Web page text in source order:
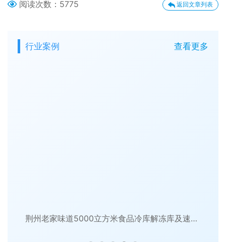
阅读次数： 5775 返回文章列表
行业案例 查看更多
荆州老家味道5000立方米食品冷库解冻库及速冻库建造一体化案例